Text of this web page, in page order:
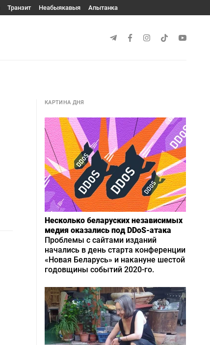
Транзит Неабыякавыя Апытанка
КАРТИНА ДНЯ
Несколько беларуских независимых
медия оказались под DDoS-атака
Проблемы с сайтами изданий
начались в день старта конференции
«Новая Беларусь» и накануне шестой
годовщины событий 2020-го.